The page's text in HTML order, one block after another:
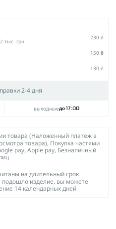
тыс. грн.
230 ₴
150 ₴
130 ₴
2-4 дня
выходныедо 17:00
товара (Наложенный платеж в
товара), Покупка частями
pay, Apple pay, Безналичный
на длительный срок
подошло изделие, вы можете
14 календарных дней